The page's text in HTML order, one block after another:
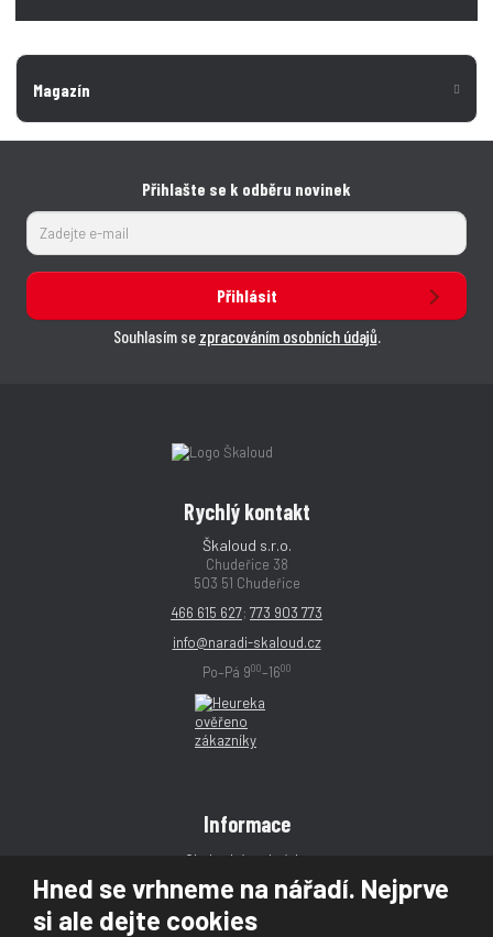
Hned se vrhneme na nářadí. Nejprve
si ale dejte cookies
Magazín
Přihlašte se k odběru novinek
Přihlásit
Souhlasím se zpracováním osobních údajů.
Rychlý kontakt
Škaloud s.r.o.
Chudeřice 38
503 51 Chudeřice
466 615 627; 773 903 773
info@naradi-skaloud.cz
Po–Pá 900–1600
Informace
Obchodní podmínky
Reklamace
Magazín